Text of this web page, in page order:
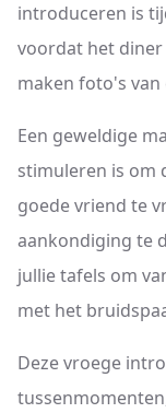
introduceren is
voordat het diner
maken foto's van
Een geweldige
stimuleren is om
goede vriend te
aankondiging te
jullie tafels om
met het
Deze vroege